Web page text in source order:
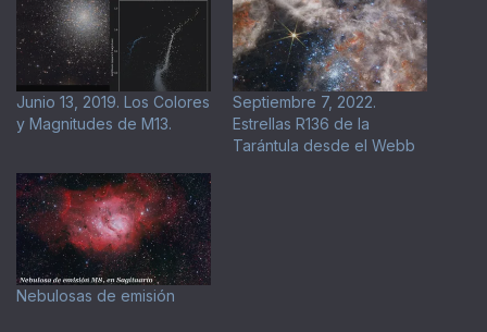
Junio 13, 2019. Los Colores
y Magnitudes de M13.
Septiembre 7, 2022.
Estrellas R136 de la
Tarántula desde el Webb
Nebulosas de emisión